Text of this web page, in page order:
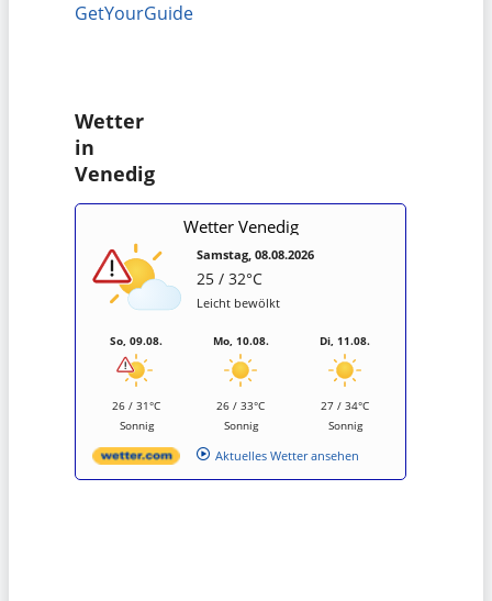
GetYourGuide
Wetter
in
Venedig
Wetter Venedig
Samstag, 08.08.2026
25 / 32°C
Leicht bewölkt
So, 09.08.
26 / 31°C
Sonnig
Mo, 10.08.
26 / 33°C
Sonnig
Di, 11.08.
27 / 34°C
Sonnig
Aktuelles Wetter ansehen